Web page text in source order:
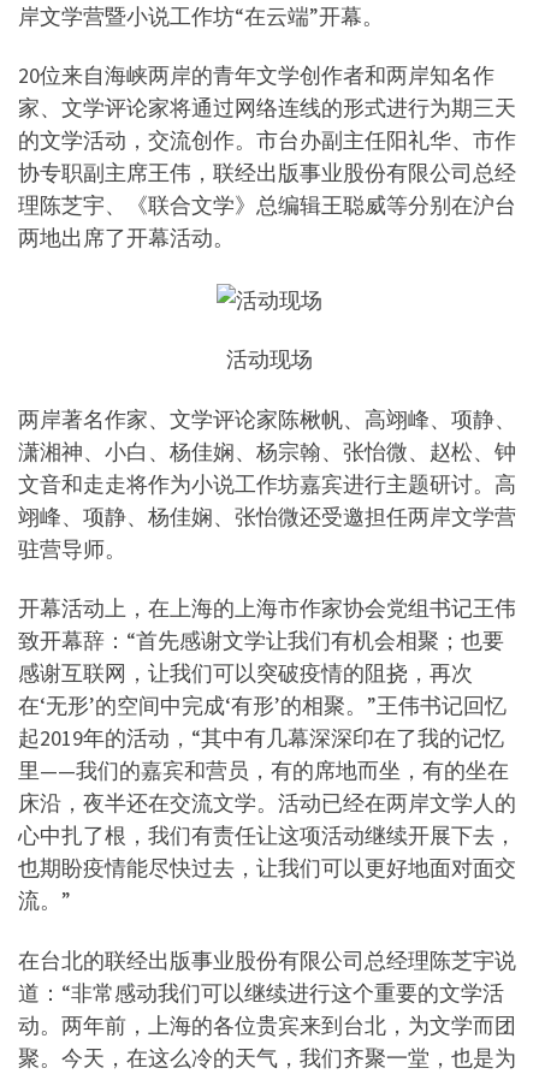
岸文学营暨小说工作坊“在云端”开幕。
20位来自海峡两岸的青年文学创作者和两岸知名作
家、文学评论家将通过网络连线的形式进行为期三天
的文学活动，交流创作。市台办副主任阳礼华、市作
协专职副主席王伟，联经出版事业股份有限公司总经
理陈芝宇、《联合文学》总编辑王聪威等分别在沪台
两地出席了开幕活动。
活动现场
两岸著名作家、文学评论家陈楸帆、高翊峰、项静、
潇湘神、小白、杨佳娴、杨宗翰、张怡微、赵松、钟
文音和走走将作为小说工作坊嘉宾进行主题研讨。高
翊峰、项静、杨佳娴、张怡微还受邀担任两岸文学营
驻营导师。
开幕活动上，在上海的上海市作家协会党组书记王伟
致开幕辞：“首先感谢文学让我们有机会相聚；也要
感谢互联网，让我们可以突破疫情的阻挠，再次
在‘无形’的空间中完成‘有形’的相聚。”王伟书记回忆
起2019年的活动，“其中有几幕深深印在了我的记忆
里——我们的嘉宾和营员，有的席地而坐，有的坐在
床沿，夜半还在交流文学。活动已经在两岸文学人的
心中扎了根，我们有责任让这项活动继续开展下去，
也期盼疫情能尽快过去，让我们可以更好地面对面交
流。”
在台北的联经出版事业股份有限公司总经理陈芝宇说
道：“非常感动我们可以继续进行这个重要的文学活
动。两年前，上海的各位贵宾来到台北，为文学而团
聚。今天，在这么冷的天气，我们齐聚一堂，也是为